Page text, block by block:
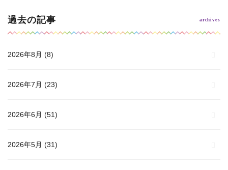
過去の記事
2026年8月 (8)
2026年7月 (23)
2026年6月 (51)
2026年5月 (31)